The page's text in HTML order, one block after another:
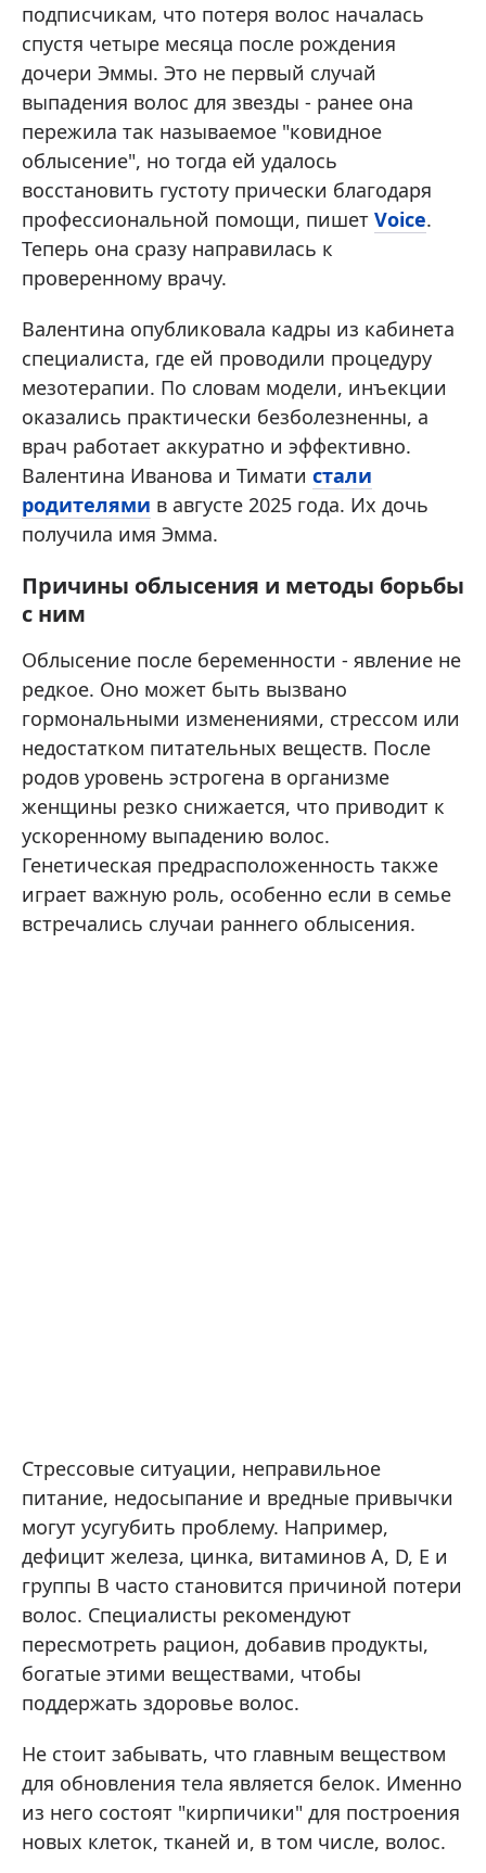
подписчикам, что потеря волос началась
спустя четыре месяца после рождения
дочери Эммы. Это не первый случай
выпадения волос для звезды - ранее она
пережила так называемое "ковидное
облысение", но тогда ей удалось
восстановить густоту прически благодаря
профессиональной помощи, пишет Voice.
Теперь она сразу направилась к
проверенному врачу.
Валентина опубликовала кадры из кабинета
специалиста, где ей проводили процедуру
мезотерапии. По словам модели, инъекции
оказались практически безболезненны, а
врач работает аккуратно и эффективно.
Валентина Иванова и Тимати стали
родителями в августе 2025 года. Их дочь
получила имя Эмма.
Причины облысения и методы борьбы
с ним
Облысение после беременности - явление не
редкое. Оно может быть вызвано
гормональными изменениями, стрессом или
недостатком питательных веществ. После
родов уровень эстрогена в организме
женщины резко снижается, что приводит к
ускоренному выпадению волос.
Генетическая предрасположенность также
играет важную роль, особенно если в семье
встречались случаи раннего облысения.
Стрессовые ситуации, неправильное
питание, недосыпание и вредные привычки
могут усугубить проблему. Например,
дефицит железа, цинка, витаминов A, D, E и
группы B часто становится причиной потери
волос. Специалисты рекомендуют
пересмотреть рацион, добавив продукты,
богатые этими веществами, чтобы
поддержать здоровье волос.
Не стоит забывать, что главным веществом
для обновления тела является белок. Именно
из него состоят "кирпичики" для построения
новых клеток, тканей и, в том числе, волос.